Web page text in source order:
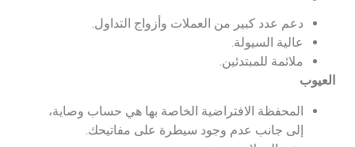
دعم عدد كبير من العملات وأزواج التداول.
عالية السيولة.
ملائمة للمبتدئين.
العيوب
المحفظة الافتراضية الخاصة بها هي حساب وصاية،
إلى جانب عدم وجود سيطرة على مفاتيحك.